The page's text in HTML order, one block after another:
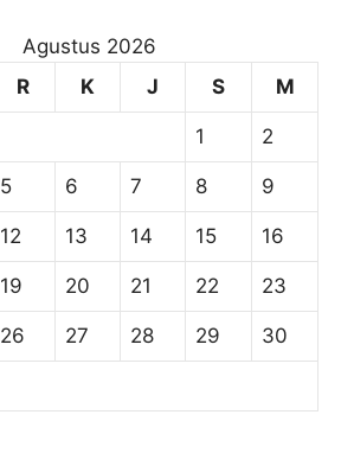
Agustus 2026
R K J S M
1 2
5 6 7 8 9
12 13 14 15 16
19 20 21 22 23
26 27 28 29 30